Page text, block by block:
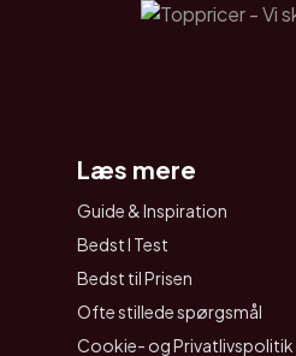
Læs mere
Guide & Inspiration
Bedst I Test
Bedst til Prisen
Ofte stillede spørgsmål
Cookie- og Privatlivspolitik